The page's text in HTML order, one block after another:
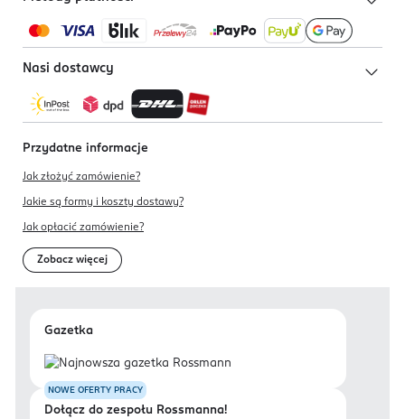
Nasi dostawcy
Przydatne informacje
Jak złożyć zamówienie?
Jakie są formy i koszty dostawy?
Jak opłacić zamówienie?
Zobacz więcej
Gazetka
NOWE OFERTY PRACY
Dołącz do zespołu Rossmanna!